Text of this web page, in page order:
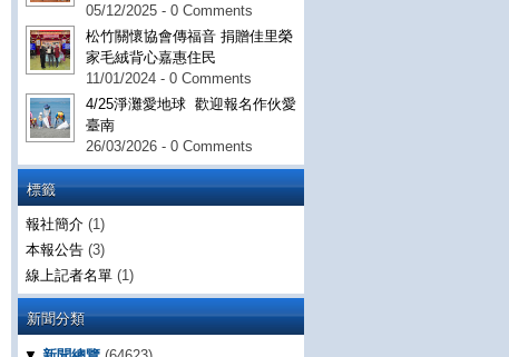
05/12/2025 - 0 Comments
松竹關懷協會傳福音 捐贈佳里榮
家毛絨背心嘉惠住民
11/01/2024 - 0 Comments
4/25淨灘愛地球 歡迎報名作伙愛
臺南
26/03/2026 - 0 Comments
標籤
報社簡介 (1)
本報公告 (3)
線上記者名單 (1)
新聞分類